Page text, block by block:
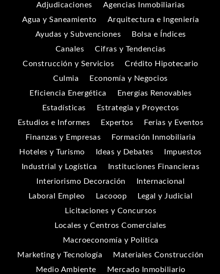
Adjudicaciones
Agencias Inmobiliarias
Agua y Saneamiento
Arquitectura e Ingeniería
Ayudas y Subvenciones
Bolsa e Índices
Canales
Cifras y Tendencias
Construcción y Servicios
Crédito Hipotecario
Culmia
Economía y Negocios
Eficiencia Energética
Energías Renovables
Estadísticas
Estrategia y Proyectos
Estudios e Informes
Expertos
Ferias y Eventos
Finanzas y Empresas
Formación Inmobiliaria
Hoteles y Turismo
Ideas y Debates
Impuestos
Industrial y Logística
Instituciones Financieras
Interiorismo Decoración
Internacional
Laboral Empleo
Lacooop
Legal y Judicial
Licitaciones y Concursos
Locales y Centros Comerciales
Macroeconomía y Política
Marketing y Tecnología
Materiales Construcción
Medio Ambiente
Mercado Inmobiliario